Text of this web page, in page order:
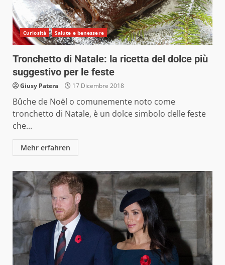
Curiosità Salute e benessere
Tronchetto di Natale: la ricetta del dolce più
suggestivo per le feste
Giusy Patera 17 Dicembre 2018
Bûche de Noël o comunemente noto come
tronchetto di Natale, è un dolce simbolo delle feste
che...
Mehr erfahren